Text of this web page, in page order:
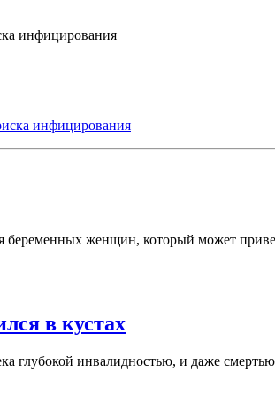
инфицирования
беременных женщин, который может
в кустах
глубокой инвалидностью, и даже